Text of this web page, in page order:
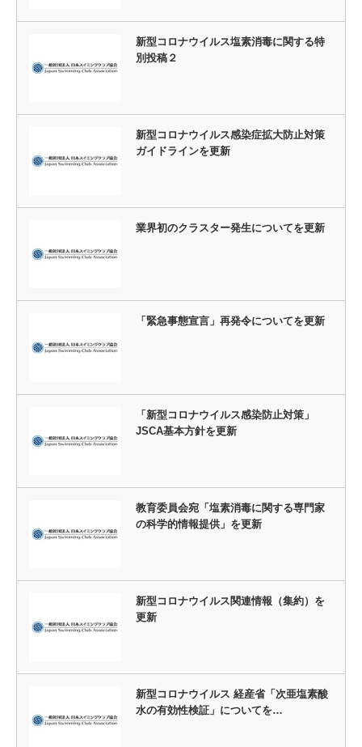
新型コロナウイルス塩素消毒に関する特
別投稿２
新型コロナウイルス感染症拡大防止対策
ガイドラインを更新
業界初のクラスター発生についてを更新
「緊急事態宣言」再発令についてを更新
「新型コロナウイルス感染防止対策」
JSCA基本方針を更新
教育委員会宛「塩素消毒に関する専門家
の科学的情報提供」を更新
新型コロナウイルス関連情報（集約）を
更新
新型コロナウイルス 経産省「次亜塩素酸
水の有効性検証」についてを…